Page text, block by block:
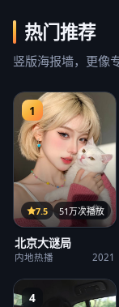
热门推荐
竖版海报墙，更像
1
22集
7.5 51万次播放
北京大谜局
内地热播 2021
4